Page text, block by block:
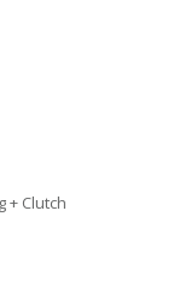
+ Clutch